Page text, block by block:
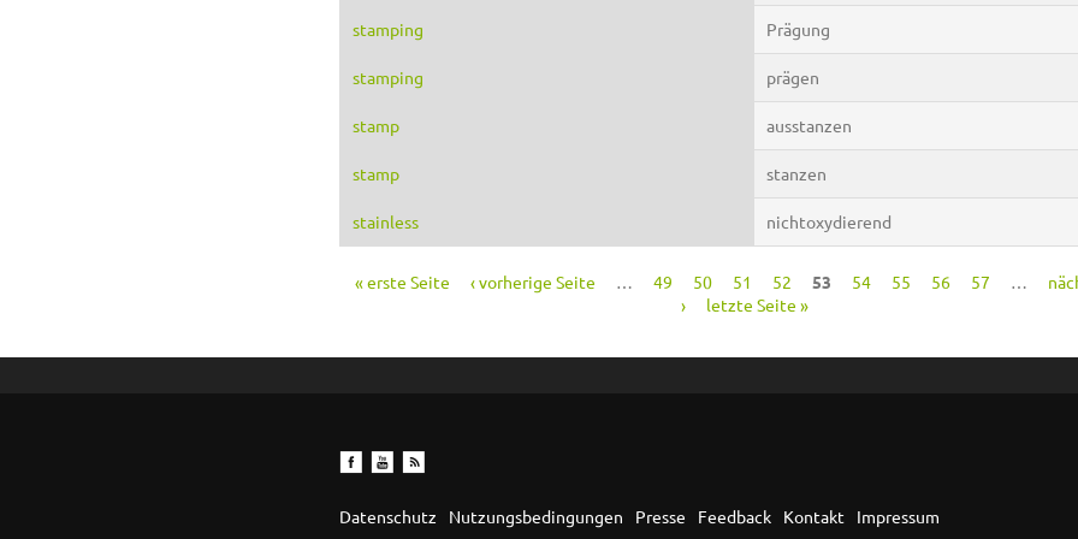
stamping Prägung
stamping prägen
stamp ausstanzen
stamp stanzen
stainless nichtoxydierend
« erste Seite ‹ vorherige Seite 49 50 51 52 53 54 55 56 57
›
letzte Seite »
Datenschutz Nutzungsbedingungen Presse Feedback Kontakt Impressum